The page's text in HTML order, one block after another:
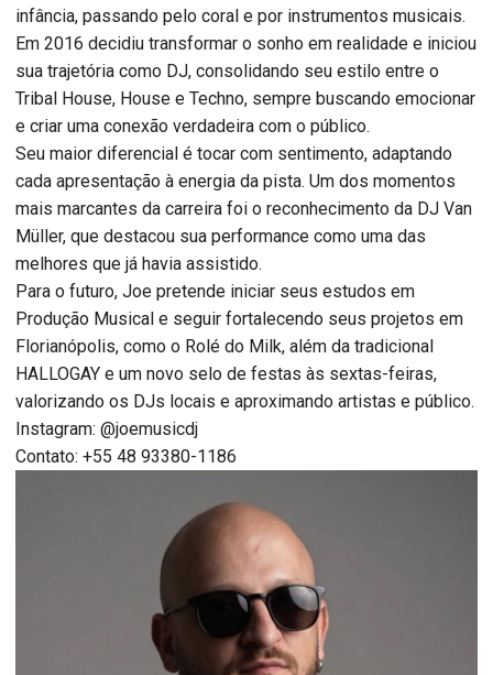
infância, passando pelo coral e por instrumentos musicais.
Em 2016 decidiu transformar o sonho em realidade e iniciou
sua trajetória como DJ, consolidando seu estilo entre o
Tribal House, House e Techno, sempre buscando emocionar
e criar uma conexão verdadeira com o público.
Seu maior diferencial é tocar com sentimento, adaptando
cada apresentação à energia da pista. Um dos momentos
mais marcantes da carreira foi o reconhecimento da DJ Van
Müller, que destacou sua performance como uma das
melhores que já havia assistido.
Para o futuro, Joe pretende iniciar seus estudos em
Produção Musical e seguir fortalecendo seus projetos em
Florianópolis, como o Rolé do Milk, além da tradicional
HALLOGAY e um novo selo de festas às sextas-feiras,
valorizando os DJs locais e aproximando artistas e público.
Instagram: @joemusicdj
Contato: +55 48 93380-1186